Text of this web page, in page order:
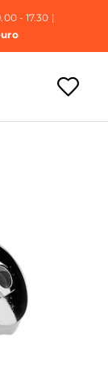
- 17.30 |